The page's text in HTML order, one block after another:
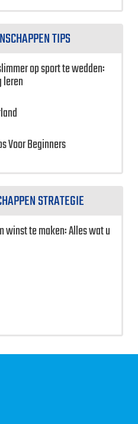
TIPS
op sport te wedden:
leren
Voor Beginners
STRATEGIE
te maken: Alles wat u